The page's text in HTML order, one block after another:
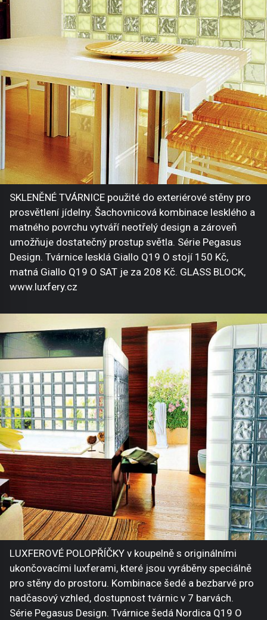
SKLENĚNÉ TVÁRNICE použité do exteriérové stěny pro
prosvětlení jídelny. Šachovnicová kombinace lesklého a
matného povrchu vytváří neotřelý design a zároveň
umožňuje dostatečný prostup světla. Série Pegasus
Design. Tvárnice lesklá Giallo Q19 O stojí 150 Kč,
matná Giallo Q19 O SAT je za 208 Kč. GLASS BLOCK,
www.luxfery.cz
LUXFEROVÉ POLOPŘÍČKY v koupelně s originálními
ukončovacími luxferami, které jsou vyráběny speciálně
pro stěny do prostoru. Kombinace šedé a bezbarvé pro
nadčasový vzhled, dostupnost tvárnic v 7 barvách.
Série Pegasus Design. Tvárnice šedá Nordica Q19 O